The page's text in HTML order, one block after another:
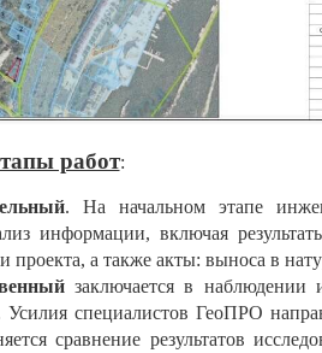
работ:
. На начальном этапе
информации, включая
проекта, а также акты: выноса в
заключается в наблюдении
специалистов ГеоПРО
сравнение результатов